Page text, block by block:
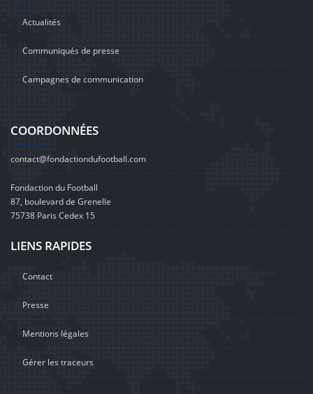
Actualités
Communiqués de presse
Campagnes de communication
COORDONNÉES
contact@fondactiondufootball.com
Fondaction du Football
87, boulevard de Grenelle
75738 Paris Cedex 15
LIENS RAPIDES
Contact
Presse
Mentions légales
Gérer les traceurs